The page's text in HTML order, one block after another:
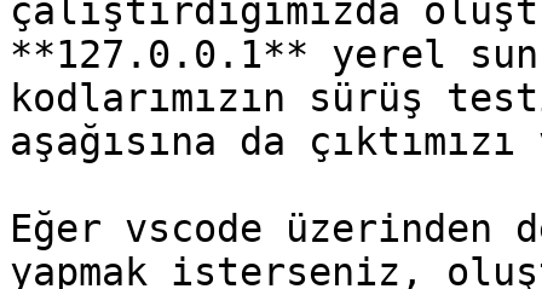
çalıştırdığımızda
**127.0.0.1** yerel
kodlarımızın sürüş
aşağısına da
Eğer vscode üzerinden
yapmak isterseniz,